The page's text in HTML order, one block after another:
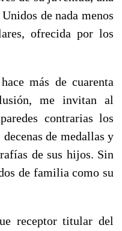
de nada menos
ofrecida por los
más de cuarenta
me invitan al
contrarias los
de medallas y
de sus hijos. Sin
de familia como su
receptor titular del